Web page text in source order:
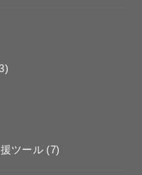
ツール (7)